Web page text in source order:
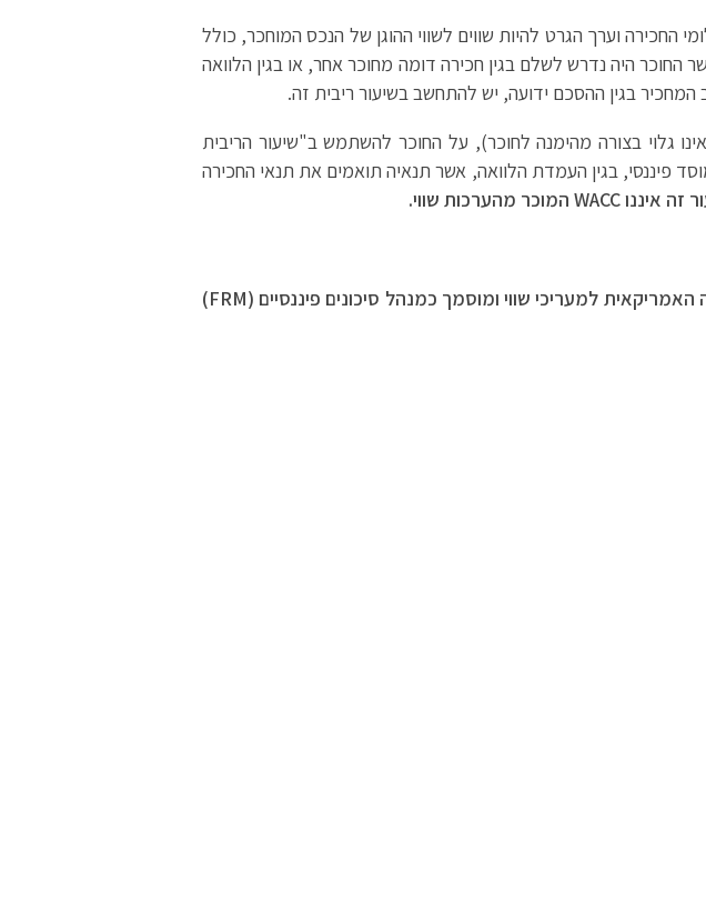
החכירה וערך הגרט להיות שווים לשווי ההוגן של הנכס המוחכר, כולל
החוכר היה נדרש לשלם בגין חכירה דומה מחוכר אחר, או בגין הלוואה
בגין ההסכם ידועה, יש להתחשב בשיעור ריבית זה.
גלוי בצורה מהימנה לחוכר), על החוכר להשתמש ב"שיעור הריבית
פיננסי, בגין העמדת הלוואה, אשר תנאיה תואמים את תנאי החכירה
זה איננוWACC המוכר מהערכות שווי.
למעריכי שווי ומוסמך כמנהל סיכונים פיננסיים (FRM
)